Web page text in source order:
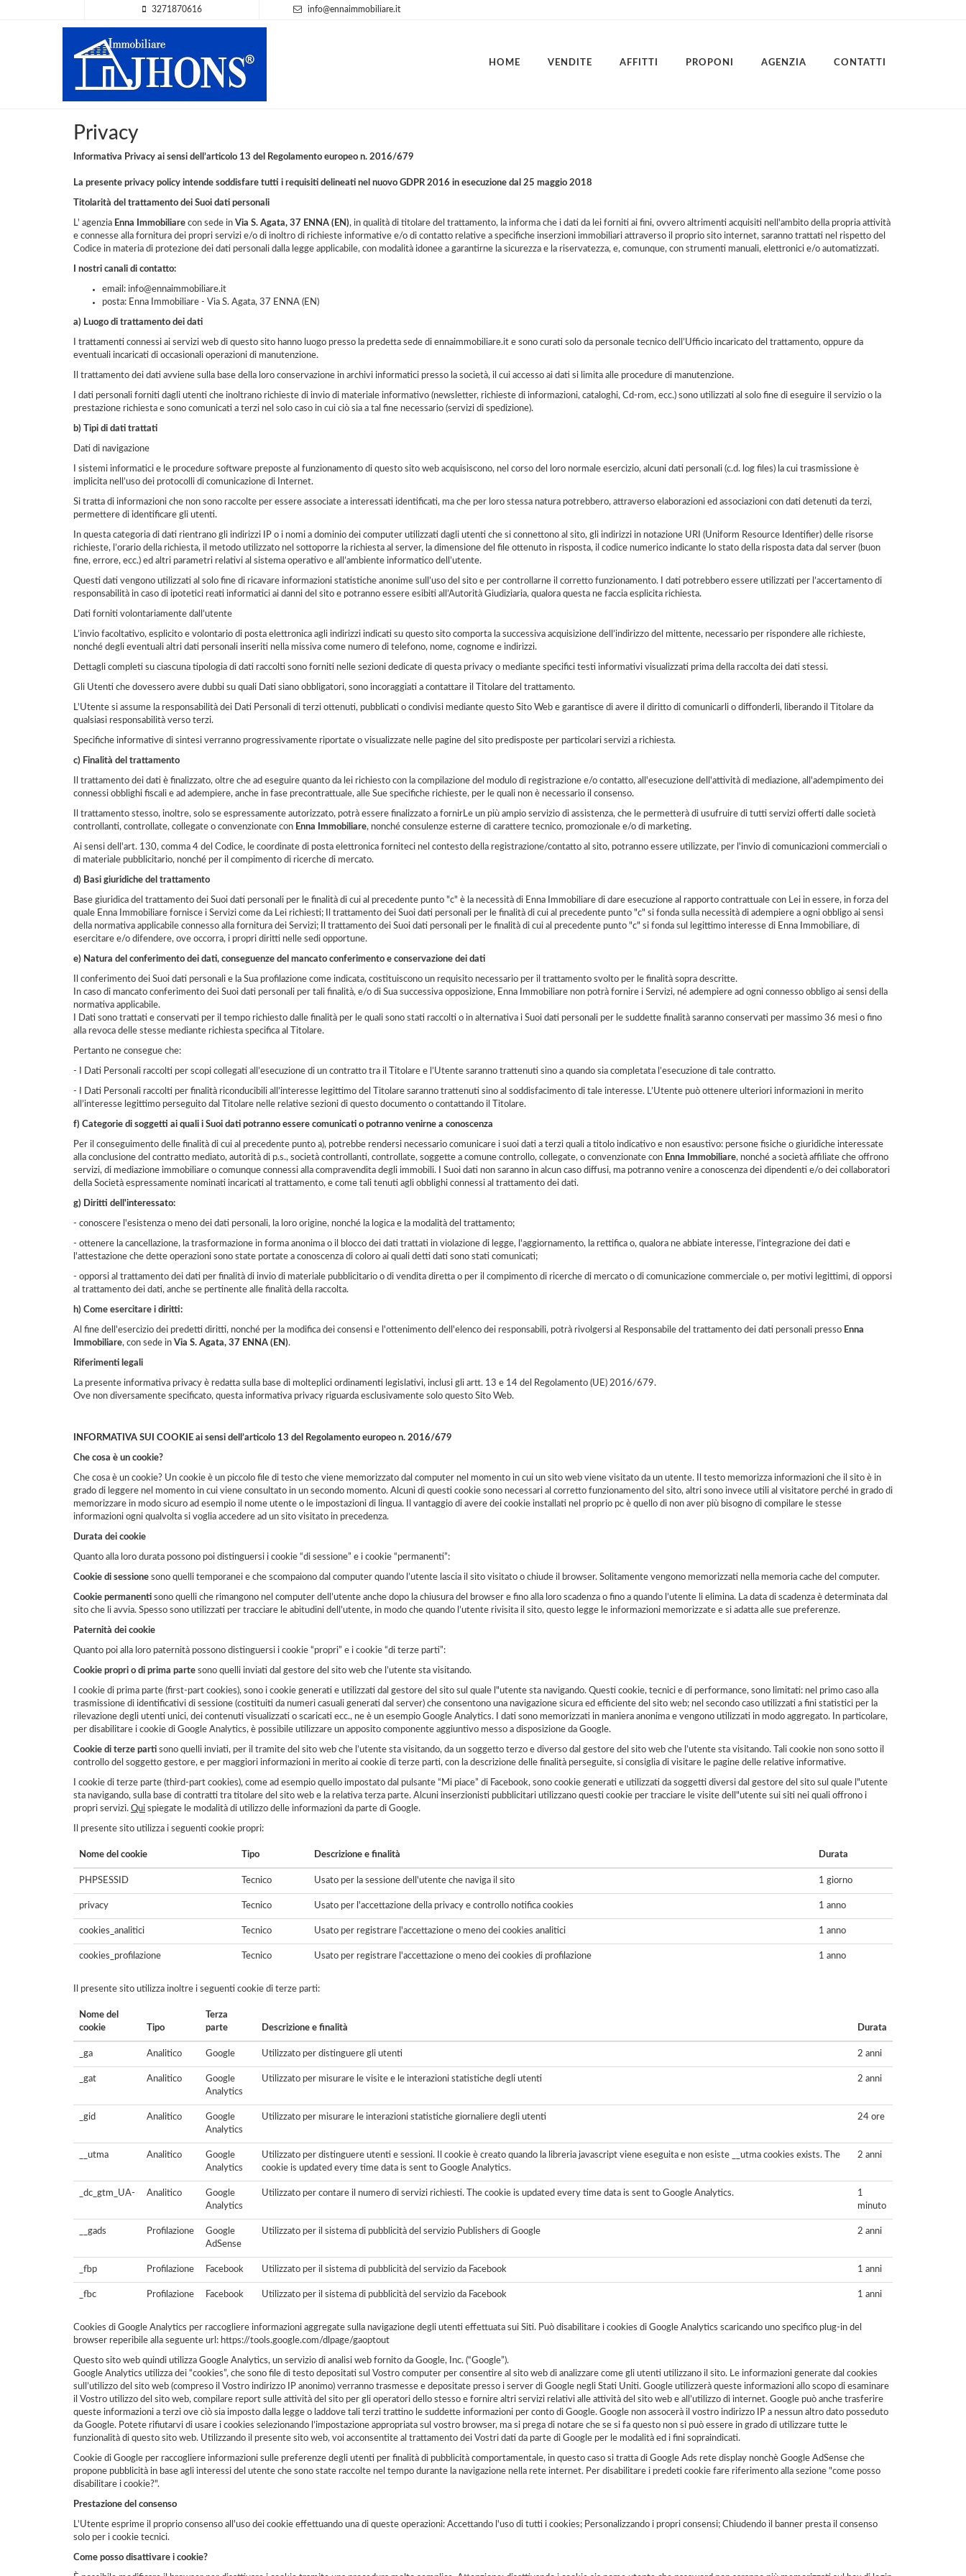
3271870616 info@ennaimmobiliare.it
HOME VENDITE AFFITTI PROPONI AGENZIA CONTATTI
Privacy
Informativa Privacy ai sensi dell’articolo 13 del Regolamento europeo n. 2016/679
La presente privacy policy intende soddisfare tutti i requisiti delineati nel nuovo GDPR 2016 in esecuzione dal 25 maggio 2018
Titolarità del trattamento dei Suoi dati personali
L' agenzia Enna Immobiliare con sede in Via S. Agata, 37 ENNA (EN), in qualità di titolare del trattamento, la informa che i dati da lei forniti ai fini, ovvero altrimenti acquisiti nell'ambito della propria attività
e connesse alla fornitura dei propri servizi e/o di inoltro di richieste informative e/o di contatto relative a specifiche inserzioni immobiliari attraverso il proprio sito internet, saranno trattati nel rispetto del
Codice in materia di protezione dei dati personali dalla legge applicabile, con modalità idonee a garantirne la sicurezza e la riservatezza, e, comunque, con strumenti manuali, elettronici e/o automatizzati.
I nostri canali di contatto:
email: info@ennaimmobiliare.it
posta: Enna Immobiliare - Via S. Agata, 37 ENNA (EN)
a) Luogo di trattamento dei dati
I trattamenti connessi ai servizi web di questo sito hanno luogo presso la predetta sede di ennaimmobiliare.it e sono curati solo da personale tecnico dell’Ufficio incaricato del trattamento, oppure da
eventuali incaricati di occasionali operazioni di manutenzione.
Il trattamento dei dati avviene sulla base della loro conservazione in archivi informatici presso la società, il cui accesso ai dati si limita alle procedure di manutenzione.
I dati personali forniti dagli utenti che inoltrano richieste di invio di materiale informativo (newsletter, richieste di informazioni, cataloghi, Cd-rom, ecc.) sono utilizzati al solo fine di eseguire il servizio o la
prestazione richiesta e sono comunicati a terzi nel solo caso in cui ciò sia a tal fine necessario (servizi di spedizione).
b) Tipi di dati trattati
Dati di navigazione
I sistemi informatici e le procedure software preposte al funzionamento di questo sito web acquisiscono, nel corso del loro normale esercizio, alcuni dati personali (c.d. log files) la cui trasmissione è
implicita nell’uso dei protocolli di comunicazione di Internet.
Si tratta di informazioni che non sono raccolte per essere associate a interessati identificati, ma che per loro stessa natura potrebbero, attraverso elaborazioni ed associazioni con dati detenuti da terzi,
permettere di identificare gli utenti.
In questa categoria di dati rientrano gli indirizzi IP o i nomi a dominio dei computer utilizzati dagli utenti che si connettono al sito, gli indirizzi in notazione URI (Uniform Resource Identifier) delle risorse
richieste, l’orario della richiesta, il metodo utilizzato nel sottoporre la richiesta al server, la dimensione del file ottenuto in risposta, il codice numerico indicante lo stato della risposta data dal server (buon
fine, errore, ecc.) ed altri parametri relativi al sistema operativo e all’ambiente informatico dell’utente.
Questi dati vengono utilizzati al solo fine di ricavare informazioni statistiche anonime sull’uso del sito e per controllarne il corretto funzionamento. I dati potrebbero essere utilizzati per l’accertamento di
responsabilità in caso di ipotetici reati informatici ai danni del sito e potranno essere esibiti all’Autorità Giudiziaria, qualora questa ne faccia esplicita richiesta.
Dati forniti volontariamente dall’utente
L’invio facoltativo, esplicito e volontario di posta elettronica agli indirizzi indicati su questo sito comporta la successiva acquisizione dell’indirizzo del mittente, necessario per rispondere alle richieste,
nonché degli eventuali altri dati personali inseriti nella missiva come numero di telefono, nome, cognome e indirizzi.
Dettagli completi su ciascuna tipologia di dati raccolti sono forniti nelle sezioni dedicate di questa privacy o mediante specifici testi informativi visualizzati prima della raccolta dei dati stessi.
Gli Utenti che dovessero avere dubbi su quali Dati siano obbligatori, sono incoraggiati a contattare il Titolare del trattamento.
L'Utente si assume la responsabilità dei Dati Personali di terzi ottenuti, pubblicati o condivisi mediante questo Sito Web e garantisce di avere il diritto di comunicarli o diffonderli, liberando il Titolare da
qualsiasi responsabilità verso terzi.
Specifiche informative di sintesi verranno progressivamente riportate o visualizzate nelle pagine del sito predisposte per particolari servizi a richiesta.
c) Finalità del trattamento
Il trattamento dei dati è finalizzato, oltre che ad eseguire quanto da lei richiesto con la compilazione del modulo di registrazione e/o contatto, all'esecuzione dell'attività di mediazione, all'adempimento dei
connessi obblighi fiscali e ad adempiere, anche in fase precontrattuale, alle Sue specifiche richieste, per le quali non è necessario il consenso.
Il trattamento stesso, inoltre, solo se espressamente autorizzato, potrà essere finalizzato a fornirLe un più ampio servizio di assistenza, che le permetterà di usufruire di tutti servizi offerti dalle società
controllanti, controllate, collegate o convenzionate con Enna Immobiliare, nonché consulenze esterne di carattere tecnico, promozionale e/o di marketing.
Ai sensi dell'art. 130, comma 4 del Codice, le coordinate di posta elettronica forniteci nel contesto della registrazione/contatto al sito, potranno essere utilizzate, per l'invio di comunicazioni commerciali o
di materiale pubblicitario, nonché per il compimento di ricerche di mercato.
d) Basi giuridiche del trattamento
Base giuridica del trattamento dei Suoi dati personali per le finalità di cui al precedente punto "c" è la necessità di Enna Immobiliare di dare esecuzione al rapporto contrattuale con Lei in essere, in forza del
quale Enna Immobiliare fornisce i Servizi come da Lei richiesti; Il trattamento dei Suoi dati personali per le finalità di cui al precedente punto "c" si fonda sulla necessità di adempiere a ogni obbligo ai sensi
della normativa applicabile connesso alla fornitura dei Servizi; Il trattamento dei Suoi dati personali per le finalità di cui al precedente punto "c" si fonda sul legittimo interesse di Enna Immobiliare, di
esercitare e/o difendere, ove occorra, i propri diritti nelle sedi opportune.
e) Natura del conferimento dei dati, conseguenze del mancato conferimento e conservazione dei dati
Il conferimento dei Suoi dati personali e la Sua profilazione come indicata, costituiscono un requisito necessario per il trattamento svolto per le finalità sopra descritte.
In caso di mancato conferimento dei Suoi dati personali per tali finalità, e/o di Sua successiva opposizione, Enna Immobiliare non potrà fornire i Servizi, né adempiere ad ogni connesso obbligo ai sensi della
normativa applicabile.
I Dati sono trattati e conservati per il tempo richiesto dalle finalità per le quali sono stati raccolti o in alternativa i Suoi dati personali per le suddette finalità saranno conservati per massimo 36 mesi o fino
alla revoca delle stesse mediante richiesta specifica al Titolare.
Pertanto ne consegue che:
- I Dati Personali raccolti per scopi collegati all’esecuzione di un contratto tra il Titolare e l’Utente saranno trattenuti sino a quando sia completata l’esecuzione di tale contratto.
- I Dati Personali raccolti per finalità riconducibili all’interesse legittimo del Titolare saranno trattenuti sino al soddisfacimento di tale interesse. L’Utente può ottenere ulteriori informazioni in merito
all’interesse legittimo perseguito dal Titolare nelle relative sezioni di questo documento o contattando il Titolare.
f) Categorie di soggetti ai quali i Suoi dati potranno essere comunicati o potranno venirne a conoscenza
Per il conseguimento delle finalità di cui al precedente punto a), potrebbe rendersi necessario comunicare i suoi dati a terzi quali a titolo indicativo e non esaustivo: persone fisiche o giuridiche interessate
alla conclusione del contratto mediato, autorità di p.s., società controllanti, controllate, soggette a comune controllo, collegate, o convenzionate con Enna Immobiliare, nonché a società affiliate che offrono
servizi, di mediazione immobiliare o comunque connessi alla compravendita degli immobili. I Suoi dati non saranno in alcun caso diffusi, ma potranno venire a conoscenza dei dipendenti e/o dei collaboratori
della Società espressamente nominati incaricati al trattamento, e come tali tenuti agli obblighi connessi al trattamento dei dati.
g) Diritti dell'interessato:
- conoscere l'esistenza o meno dei dati personali, la loro origine, nonché la logica e la modalità del trattamento;
- ottenere la cancellazione, la trasformazione in forma anonima o il blocco dei dati trattati in violazione di legge, l'aggiornamento, la rettifica o, qualora ne abbiate interesse, l'integrazione dei dati e
l'attestazione che dette operazioni sono state portate a conoscenza di coloro ai quali detti dati sono stati comunicati;
- opporsi al trattamento dei dati per finalità di invio di materiale pubblicitario o di vendita diretta o per il compimento di ricerche di mercato o di comunicazione commerciale o, per motivi legittimi, di opporsi
al trattamento dei dati, anche se pertinente alle finalità della raccolta.
h) Come esercitare i diritti:
Al fine dell'esercizio dei predetti diritti, nonché per la modifica dei consensi e l'ottenimento dell'elenco dei responsabili, potrà rivolgersi al Responsabile del trattamento dei dati personali presso Enna
Immobiliare, con sede in Via S. Agata, 37 ENNA (EN).
Riferimenti legali
La presente informativa privacy è redatta sulla base di molteplici ordinamenti legislativi, inclusi gli artt. 13 e 14 del Regolamento (UE) 2016/679.
Ove non diversamente specificato, questa informativa privacy riguarda esclusivamente solo questo Sito Web.
INFORMATIVA SUI COOKIE ai sensi dell’articolo 13 del Regolamento europeo n. 2016/679
Che cosa è un cookie?
Che cosa è un cookie? Un cookie è un piccolo file di testo che viene memorizzato dal computer nel momento in cui un sito web viene visitato da un utente. Il testo memorizza informazioni che il sito è in
grado di leggere nel momento in cui viene consultato in un secondo momento. Alcuni di questi cookie sono necessari al corretto funzionamento del sito, altri sono invece utili al visitatore perché in grado di
memorizzare in modo sicuro ad esempio il nome utente o le impostazioni di lingua. Il vantaggio di avere dei cookie installati nel proprio pc è quello di non aver più bisogno di compilare le stesse
informazioni ogni qualvolta si voglia accedere ad un sito visitato in precedenza.
Durata dei cookie
Quanto alla loro durata possono poi distinguersi i cookie “di sessione” e i cookie “permanenti”:
Cookie di sessione sono quelli temporanei e che scompaiono dal computer quando l’utente lascia il sito visitato o chiude il browser. Solitamente vengono memorizzati nella memoria cache del computer.
Cookie permanenti sono quelli che rimangono nel computer dell’utente anche dopo la chiusura del browser e fino alla loro scadenza o fino a quando l’utente li elimina. La data di scadenza è determinata dal
sito che li avvia. Spesso sono utilizzati per tracciare le abitudini dell’utente, in modo che quando l’utente rivisita il sito, questo legge le informazioni memorizzate e si adatta alle sue preferenze.
Paternità dei cookie
Quanto poi alla loro paternità possono distinguersi i cookie “propri” e i cookie “di terze parti”:
Cookie propri o di prima parte sono quelli inviati dal gestore del sito web che l’utente sta visitando.
I cookie di prima parte (first-part cookies), sono i cookie generati e utilizzati dal gestore del sito sul quale l"utente sta navigando. Questi cookie, tecnici e di performance, sono limitati: nel primo caso alla
trasmissione di identificativi di sessione (costituiti da numeri casuali generati dal server) che consentono una navigazione sicura ed efficiente del sito web; nel secondo caso utilizzati a fini statistici per la
rilevazione degli utenti unici, dei contenuti visualizzati o scaricati ecc., ne è un esempio Google Analytics. I dati sono memorizzati in maniera anonima e vengono utilizzati in modo aggregato. In particolare,
per disabilitare i cookie di Google Analytics, è possibile utilizzare un apposito componente aggiuntivo messo a disposizione da Google.
Cookie di terze parti sono quelli inviati, per il tramite del sito web che l’utente sta visitando, da un soggetto terzo e diverso dal gestore del sito web che l’utente sta visitando. Tali cookie non sono sotto il
controllo del soggetto gestore, e per maggiori informazioni in merito ai cookie di terze parti, con la descrizione delle finalità perseguite, si consiglia di visitare le pagine delle relative informative.
I cookie di terze parte (third-part cookies), come ad esempio quello impostato dal pulsante “Mi piace” di Facebook, sono cookie generati e utilizzati da soggetti diversi dal gestore del sito sul quale l"utente
sta navigando, sulla base di contratti tra titolare del sito web e la relativa terza parte. Alcuni inserzionisti pubblicitari utilizzano questi cookie per tracciare le visite dell"utente sui siti nei quali offrono i
propri servizi. Qui spiegate le modalità di utilizzo delle informazioni da parte di Google.
Il presente sito utilizza i seguenti cookie propri:
Nome del cookie Tipo Descrizione e finalità Durata
PHPSESSID Tecnico Usato per la sessione dell'utente che naviga il sito 1 giorno
privacy Tecnico Usato per l'accettazione della privacy e controllo notifica cookies 1 anno
cookies_analitici Tecnico Usato per registrare l'accettazione o meno dei cookies analitici 1 anno
cookies_profilazione Tecnico Usato per registrare l'accettazione o meno dei cookies di profilazione 1 anno
Il presente sito utilizza inoltre i seguenti cookie di terze parti:
Nome del
cookie
Tipo
Terza
parte
Descrizione e finalità Durata
_ga Analitico Google Utilizzato per distinguere gli utenti 2 anni
_gat Analitico
Google
Analytics
Utilizzato per misurare le visite e le interazioni statistiche degli utenti 2 anni
_gid Analitico
Google
Analytics
Utilizzato per misurare le interazioni statistiche giornaliere degli utenti 24 ore
__utma Analitico
Google
Analytics
Utilizzato per distinguere utenti e sessioni. Il cookie è creato quando la libreria javascript viene eseguita e non esiste __utma cookies exists. The
cookie is updated every time data is sent to Google Analytics.
2 anni
_dc_gtm_UA- Analitico
Google
Analytics
Utilizzato per contare il numero di servizi richiesti. The cookie is updated every time data is sent to Google Analytics.
1
minuto
__gads Profilazione
Google
AdSense
Utilizzato per il sistema di pubblicità del servizio Publishers di Google 2 anni
_fbp Profilazione Facebook Utilizzato per il sistema di pubblicità del servizio da Facebook 1 anni
_fbc Profilazione Facebook Utilizzato per il sistema di pubblicità del servizio da Facebook 1 anni
Cookies di Google Analytics per raccogliere informazioni aggregate sulla navigazione degli utenti effettuata sui Siti. Può disabilitare i cookies di Google Analytics scaricando uno specifico plug-in del
browser reperibile alla seguente url: https://tools.google.com/dlpage/gaoptout
Questo sito web quindi utilizza Google Analytics, un servizio di analisi web fornito da Google, Inc. (“Google”).
Google Analytics utilizza dei “cookies”, che sono file di testo depositati sul Vostro computer per consentire al sito web di analizzare come gli utenti utilizzano il sito. Le informazioni generate dal cookies
sull’utilizzo del sito web (compreso il Vostro indirizzo IP anonimo) verranno trasmesse e depositate presso i server di Google negli Stati Uniti. Google utilizzerà queste informazioni allo scopo di esaminare
il Vostro utilizzo del sito web, compilare report sulle attività del sito per gli operatori dello stesso e fornire altri servizi relativi alle attività del sito web e all’utilizzo di internet. Google può anche trasferire
queste informazioni a terzi ove ciò sia imposto dalla legge o laddove tali terzi trattino le suddette informazioni per conto di Google. Google non assocerà il vostro indirizzo IP a nessun altro dato posseduto
da Google. Potete rifiutarvi di usare i cookies selezionando l’impostazione appropriata sul vostro browser, ma si prega di notare che se si fa questo non si può essere in grado di utilizzare tutte le
funzionalità di questo sito web. Utilizzando il presente sito web, voi acconsentite al trattamento dei Vostri dati da parte di Google per le modalità ed i fini sopraindicati.
Cookie di Google per raccogliere informazioni sulle preferenze degli utenti per finalità di pubblicità comportamentale, in questo caso si tratta di Google Ads rete display nonchè Google AdSense che
propone pubblicità in base agli interessi del utente che sono state raccolte nel tempo durante la navigazione nella rete internet. Per disabilitare i predeti cookie fare riferimento alla sezione "come posso
disabilitare i cookie?".
Prestazione del consenso
L'Utente esprime il proprio consenso all'uso dei cookie effettuando una di queste operazioni: Accettando l'uso di tutti i cookies; Personalizzando i propri consensi; Chiudendo il banner presta il consenso
solo per i cookie tecnici.
Come posso disattivare i cookie?